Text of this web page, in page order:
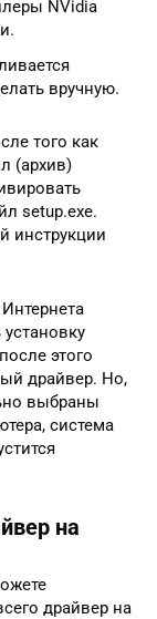
NVidia
вручную.
того как
(архив)
setup.exe.
инструкции
этого
драйвер. Но,
выбраны
система
на
драйвер на